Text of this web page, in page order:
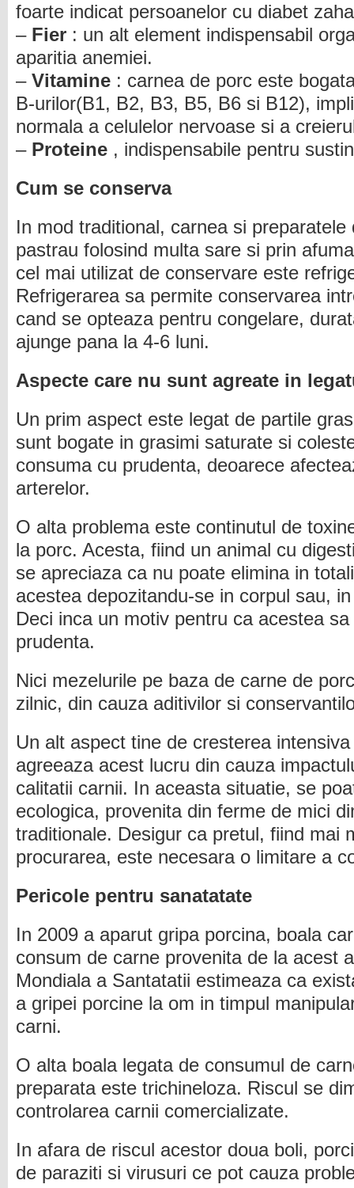
foarte indicat persoanelor cu diabet
– Fier : un alt element indispensabil
aparitia anemiei.
– Vitamine : carnea de porc este
B-urilor(B1, B2, B3, B5, B6 si B12),
normala a celulelor nervoase si a
– Proteine , indispensabile pentru
Cum se conserva
In mod traditional, carnea si
pastrau folosind multa sare si prin
cel mai utilizat de conservare este
Refrigerarea sa permite conservarea
cand se opteaza pentru congelare,
ajunge pana la 4-6 luni.
Aspecte care nu sunt agreate in
Un prim aspect este legat de partile
sunt bogate in grasimi saturate si
consuma cu prudenta, deoarece
arterelor.
O alta problema este continutul de
la porc. Acesta, fiind un animal cu
se apreciaza ca nu poate elimina in
acestea depozitandu-se in corpul sau,
Deci inca un motiv pentru ca acestea
prudenta.
Nici mezelurile pe baza de carne de
zilnic, din cauza aditivilor si
Un alt aspect tine de cresterea
agreeaza acest lucru din cauza
calitatii carnii. In aceasta situatie, se
ecologica, provenita din ferme de mici
traditionale. Desigur ca pretul, fiind mai
procurarea, este necesara o limitare a
Pericole pentru sanatatate
In 2009 a aparut gripa porcina, boala
consum de carne provenita de la acest
Mondiala a Santatatii estimeaza ca
a gripei porcine la om in timpul
carni.
O alta boala legata de consumul de
preparata este trichineloza. Riscul se
controlarea carnii comercializate.
In afara de riscul acestor doua boli,
de paraziti si virusuri ce pot cauza